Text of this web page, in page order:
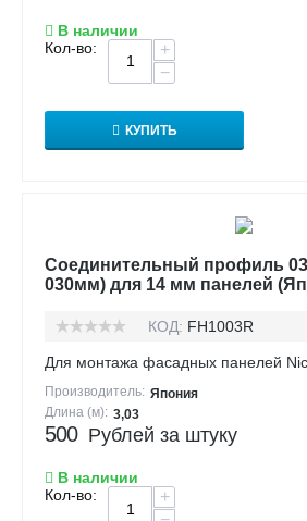
В наличии
Кол-во:
+
−
КУПИТЬ
Соединительный профиль
030мм) для 14 мм панелей
КОД: FH1003R
Для монтажа фасадных панелей
Производитель: Япония
Длина (м): 3,03
500 Рублей за штуку
В наличии
Кол-во:
+